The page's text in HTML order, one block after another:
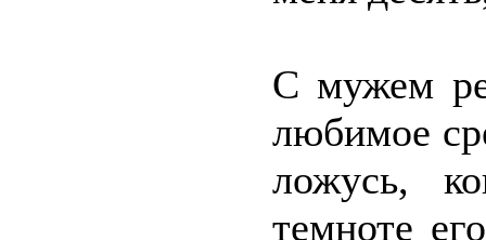
С мужем
любимое
ложусь,
темноте